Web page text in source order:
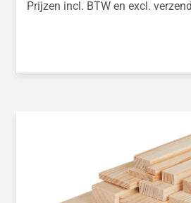
Prijzen incl. BTW en excl.